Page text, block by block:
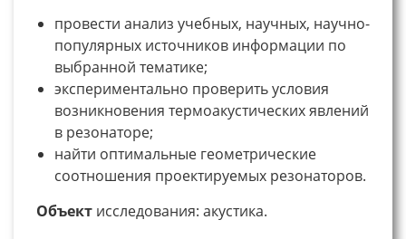
провести анализ учебных, научных, научно-
популярных источников информации по
выбранной тематике;
экспериментально проверить условия
возникновения термоакустических явлений
в резонаторе;
найти оптимальные геометрические
соотношения проектируемых резонаторов.
Объект исследования: акустика.